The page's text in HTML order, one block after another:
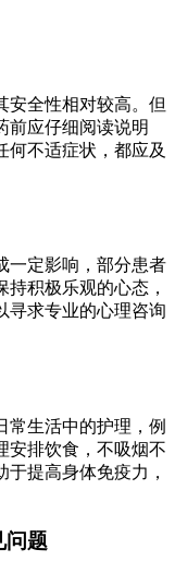
安全性相对较高。但
前应仔细阅读说明
何不适症状，都应及
一定影响，部分患者
积极乐观的心态，
寻求专业的心理咨询
常生活中的护理，例
安排饮食，不吸烟不
提高身体免疫力，
问题